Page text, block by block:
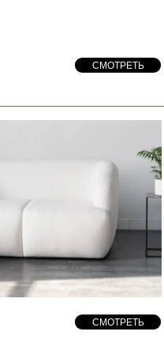
СМОТРЕТЬ
СМОТРЕТЬ